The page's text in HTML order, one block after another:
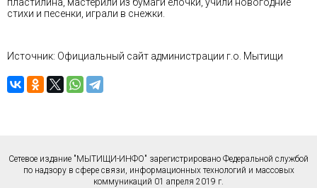
пластилина, мастерили из бумаги ёлочки, учили новогодние
стихи и песенки, играли в снежки.
Источник: Официальный сайт администрации г.о. Мытищи
Сетевое издание "МЫТИЩИ-ИНФО" зарегистрировано Федеральной службой
по надзору в сфере связи, информационных технологий и массовых
коммуникаций 01 апреля 2019 г.